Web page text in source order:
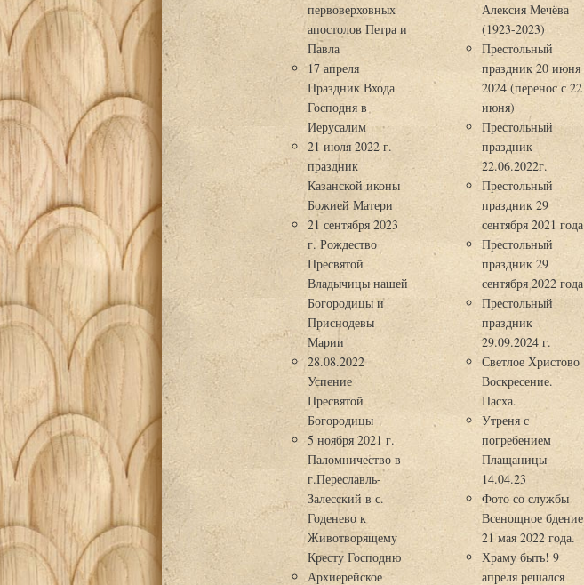
первоверховных
апостолов Петра и
Павла
17 апреля
Праздник Входа
Господня в
Иерусалим
21 июля 2022 г.
праздник
Казанской иконы
Божией Матери
21 сентября 2023
г. Рождество
Пресвятой
Владычицы нашей
Богородицы и
Приснодевы
Марии
28.08.2022
Успение
Пресвятой
Богородицы
5 ноября 2021 г.
Паломничество в
г.Переславль-
Залесский в с.
Годенево к
Животворящему
Кресту Господню
Архиерейское
Алексия Мечёва
(1923-2023)
Престольный
праздник 20 июня
2024 (перенос с 22
июня)
Престольный
праздник
22.06.2022г.
Престольный
праздник 29
сентября 2021 года
Престольный
праздник 29
сентября 2022 года
Престольный
праздник
29.09.2024 г.
Светлое Христово
Воскресение.
Пасха.
Утреня с
погребением
Плащаницы
14.04.23
Фото со службы
Всенощное бдение
21 мая 2022 года.
Храму быть! 9
апреля решался